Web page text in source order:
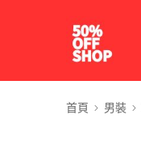
首頁 男裝